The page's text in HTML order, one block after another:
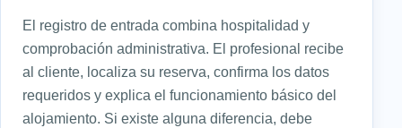
El registro de entrada combina hospitalidad y
comprobación administrativa. El profesional recibe
al cliente, localiza su reserva, confirma los datos
requeridos y explica el funcionamiento básico del
alojamiento. Si existe alguna diferencia, debe